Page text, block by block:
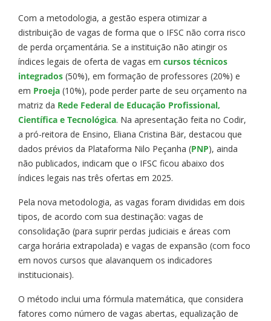
Com a metodologia, a gestão espera otimizar a
distribuição de vagas de forma que o IFSC não corra risco
de perda orçamentária. Se a instituição não atingir os
índices legais de oferta de vagas em cursos técnicos
integrados (50%), em formação de professores (20%) e
em Proeja (10%), pode perder parte de seu orçamento na
matriz da Rede Federal de Educação Profissional,
Científica e Tecnológica. Na apresentação feita no Codir,
a pró-reitora de Ensino, Eliana Cristina Bär, destacou que
dados prévios da Plataforma Nilo Peçanha (PNP), ainda
não publicados, indicam que o IFSC ficou abaixo dos
índices legais nas três ofertas em 2025.
Pela nova metodologia, as vagas foram divididas em dois
tipos, de acordo com sua destinação: vagas de
consolidação (para suprir perdas judiciais e áreas com
carga horária extrapolada) e vagas de expansão (com foco
em novos cursos que alavanquem os indicadores
institucionais).
O método inclui uma fórmula matemática, que considera
fatores como número de vagas abertas, equalização de